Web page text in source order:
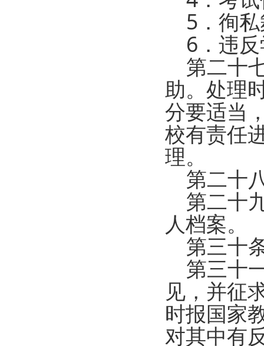
5．徇私
6．违反
第二十
助。处理
分要适当
校有责任
理。
第二十
第二十
人档案。
第三十
第三十
见，并征
时报国家
对其中有